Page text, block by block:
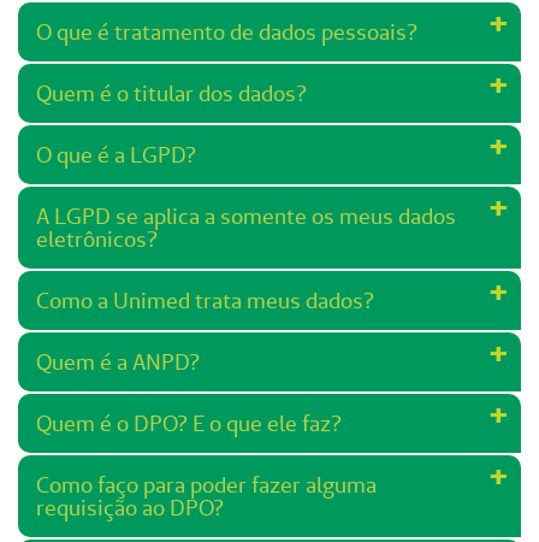
O que é tratamento de dados pessoais?
Quem é o titular dos dados?
O que é a LGPD?
A LGPD se aplica a somente os meus dados
eletrônicos?
Como a Unimed trata meus dados?
Quem é a ANPD?
Quem é o DPO? E o que ele faz?
Como faço para poder fazer alguma
requisição ao DPO?